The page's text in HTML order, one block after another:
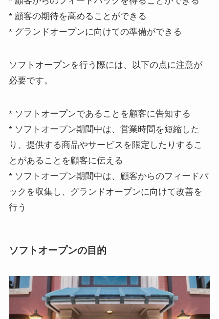
* 顧客の期待を高めることができる
* グランドオープンに向けての準備ができる
ソフトオープンを行う際には、以下の点に注意が
必要です。
* ソフトオープンであることを顧客に告知する
* ソフトオープン期間中は、営業時間を短縮した
り、提供する商品やサービスを限定したりするこ
とがあることを顧客に伝える
* ソフトオープン期間中は、顧客からのフィードバ
ックを収集し、グランドオープンに向けて改善を
行う
ソフトオープンの目的